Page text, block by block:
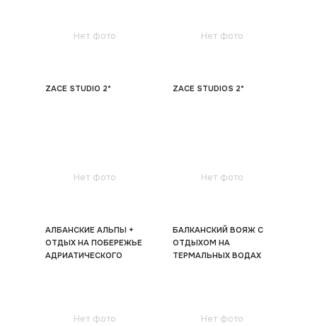
Нет фото
ZACE STUDIO 2*
Нет фото
ZACE STUDIOS 2*
Нет фото
АЛБАНСКИЕ АЛЬПЫ +
ОТДЫХ НА ПОБЕРЕЖЬЕ
АДРИАТИЧЕСКОГО
Нет фото
БАЛКАНСКИЙ ВОЯЖ С
ОТДЫХОМ НА
ТЕРМАЛЬНЫХ ВОДАХ
Нет фото Нет фото